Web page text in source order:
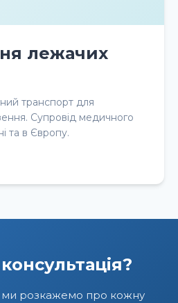
лежачих
транспорт для
Супровід медичного
та в Європу.
розкажемо про кожну